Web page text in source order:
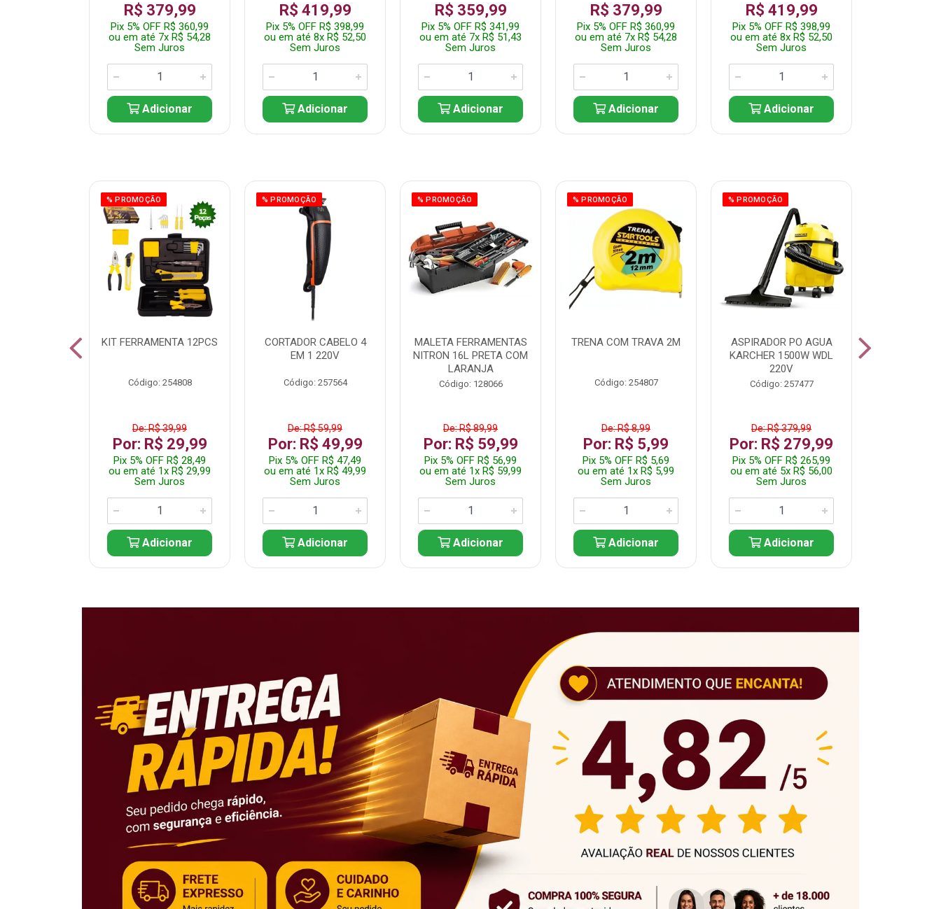
R$ 379,99
Pix 5% OFF R$ 360,99
ou em até 7x R$ 54,28
Sem Juros
Adicionar
R$ 419,99
Pix 5% OFF R$ 398,99
ou em até 8x R$ 52,50
Sem Juros
Adicionar
R$ 359,99
Pix 5% OFF R$ 341,99
ou em até 7x R$ 51,43
Sem Juros
Adicionar
R$ 379,99
Pix 5% OFF R$ 360,99
ou em até 7x R$ 54,28
Sem Juros
Adicionar
R$ 419,99
Pix 5% OFF R$ 398,99
ou em até 8x R$ 52,50
Sem Juros
Adicionar
% PROMOÇÃO
KIT FERRAMENTA 12PCS
Código: 254808
De: R$ 39,99
Por: R$ 29,99
Pix 5% OFF R$ 28,49
ou em até 1x R$ 29,99
Sem Juros
Adicionar
% PROMOÇÃO
CORTADOR CABELO 4
EM 1 220V
Código: 257564
De: R$ 59,99
Por: R$ 49,99
Pix 5% OFF R$ 47,49
ou em até 1x R$ 49,99
Sem Juros
Adicionar
% PROMOÇÃO
MALETA FERRAMENTAS
NITRON 16L PRETA COM
LARANJA
Código: 128066
De: R$ 89,99
Por: R$ 59,99
Pix 5% OFF R$ 56,99
ou em até 1x R$ 59,99
Sem Juros
Adicionar
% PROMOÇÃO
TRENA COM TRAVA 2M
Código: 254807
De: R$ 8,99
Por: R$ 5,99
Pix 5% OFF R$ 5,69
ou em até 1x R$ 5,99
Sem Juros
Adicionar
% PROMOÇÃO
ASPIRADOR PO AGUA
KARCHER 1500W WDL
220V
Código: 257477
De: R$ 379,99
Por: R$ 279,99
Pix 5% OFF R$ 265,99
ou em até 5x R$ 56,00
Sem Juros
Adicionar